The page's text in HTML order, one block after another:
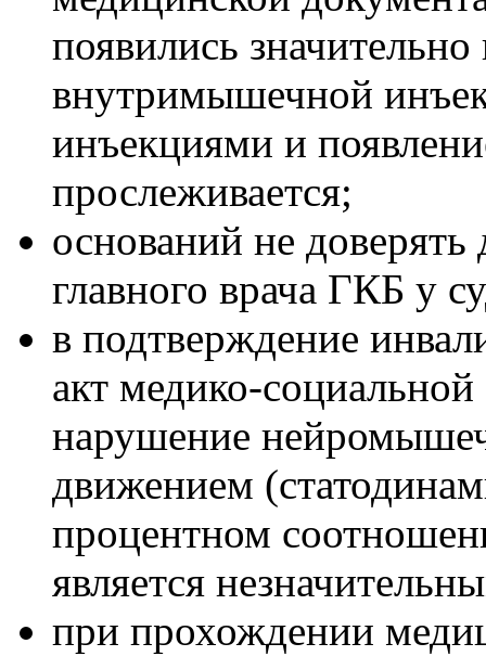
появились
внутримышечной
инъекциями и
прослеживается;
оснований не
главного врача ГКБ у
в подтверждение
акт медико-
нарушение
движением
процентном
является
при прохождении